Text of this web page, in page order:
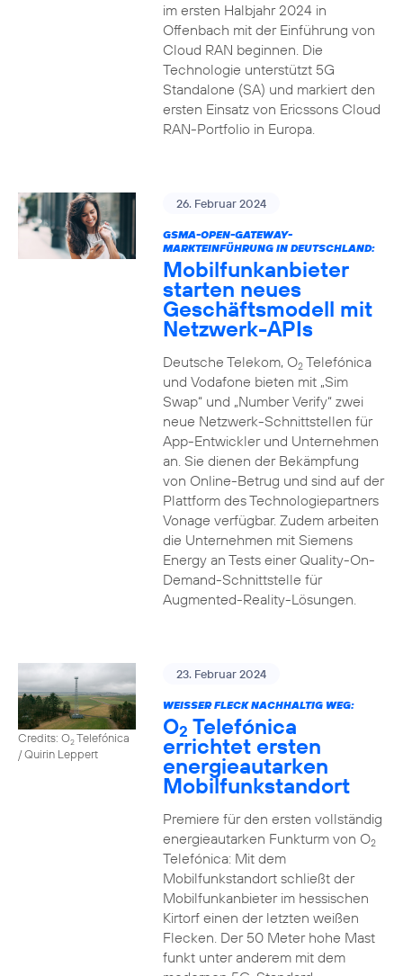
im ersten Halbjahr 2024 in
Offenbach mit der Einführung von
Cloud RAN beginnen. Die
Technologie unterstützt 5G
Standalone (SA) und markiert den
ersten Einsatz von Ericssons Cloud
RAN-Portfolio in Europa.
26. Februar 2024
GSMA-OPEN-GATEWAY-
MARKTEINFÜHRUNG IN DEUTSCHLAND:
Mobilfunkanbieter
starten neues
Geschäftsmodell mit
Netzwerk-APIs
Deutsche Telekom, O2Telefónica
und Vodafone bieten mit „Sim
Swap“ und „Number Verify“ zwei
neue Netzwerk-Schnittstellen für
App-Entwickler und Unternehmen
an. Sie dienen der Bekämpfung
von Online-Betrug und sind auf der
Plattform des Technologiepartners
Vonage verfügbar. Zudem arbeiten
die Unternehmen mit Siemens
Energy an Tests einer Quality-On-
Demand-Schnittstelle für
Augmented-Reality-Lösungen.
Credits: O2Telefónica
/ Quirin Leppert
23. Februar 2024
WEISSER FLECK NACHHALTIG WEG:
O2 Telefónica
errichtet ersten
energieautarken
Mobilfunkstandort
Premiere für den ersten vollständig
energieautarken Funkturm von O2
Telefónica: Mit dem
Mobilfunkstandort schließt der
Mobilfunkanbieter im hessischen
Kirtorf einen der letzten weißen
Flecken. Der 50 Meter hohe Mast
funkt unter anderem mit dem